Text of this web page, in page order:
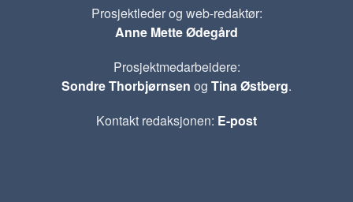
Prosjektleder og web-redaktør:
Anne Mette Ødegård
Prosjektmedarbeidere:
Sondre Thorbjørnsen og Tina Østberg.
Kontakt redaksjonen: E-post